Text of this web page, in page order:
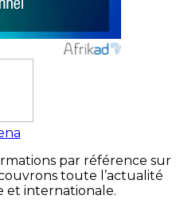
par référence sur
toute l’actualité
et internationale.